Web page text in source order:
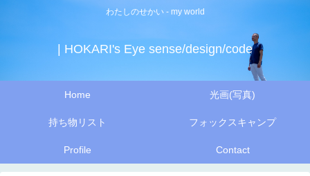
わたしのせかい - my world
| HOKARI's Eye sense/design/code
Home 光画(写真)
持ち物リスト フォックスキャンプ
Profile Contact